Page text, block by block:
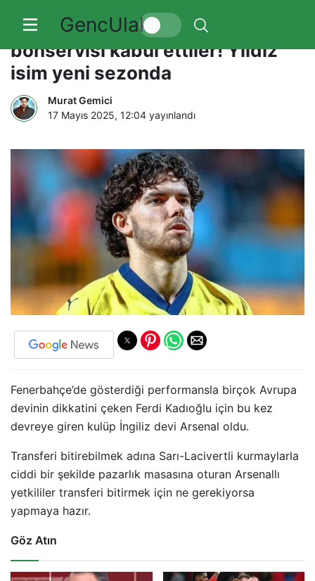
GencUlak
Ferdi Kadıoğlu için istenilen
bonservisi kabul ettiler! Yıldız
isim yeni sezonda
Murat Gemici
17 Mayıs 2025, 12:04 yayınlandı
Fenerbahçe’de gösterdiği performansla birçok Avrupa
devinin dikkatini çeken Ferdi Kadıoğlu için bu kez
devreye giren kulüp İngiliz devi Arsenal oldu.
Transferi bitirebilmek adına Sarı-Lacivertli kurmaylarla
ciddi bir şekilde pazarlık masasına oturan Arsenallı
yetkililer transferi bitirmek için ne gerekiyorsa
yapmaya hazır.
Göz Atın